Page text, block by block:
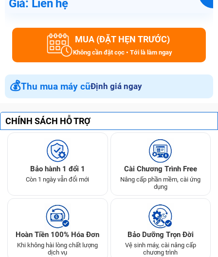
Giá: Liên hệ
MUA (ĐẶT HẸN TRƯỚC)
Không cần đặt cọc • Tới là làm ngay
💰Thu mua máy cũĐịnh giá ngay
CHÍNH SÁCH HỖ TRỢ
Bảo hành 1 đổi 1
Còn 1 ngày vẫn đổi mới
Cài Chương Trình Free
Nâng cấp phần mềm, cài ứng
dụng
Hoàn Tiền 100% Hóa Đơn
Khi không hài lòng chất lượng
dịch vụ
Bảo Dưỡng Trọn Đời
Vệ sinh máy, cài nâng cấp
chương trình